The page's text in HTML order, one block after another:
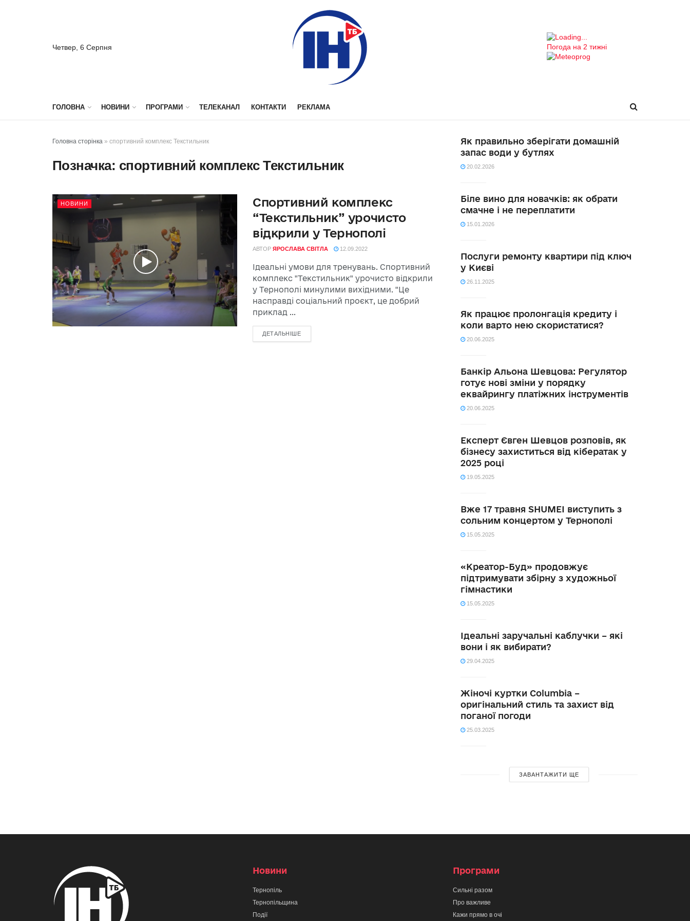
Четвер, 6 Серпня Погода на 2 тижні
ГОЛОВНА НОВИНИ ПРОГРАМИ ТЕЛЕКАНАЛ КОНТАКТИ РЕКЛАМА
Головна сторінка » спортивний комплекс Текстильник
Позначка: спортивний комплекс Текстильник
НОВИНИ
Спортивний комплекс
“Текстильник” урочисто
відкрили у Тернополі
АВТОР ЯРОСЛАВА СВІТЛА 12.09.2022
Ідеальні умови для тренувань. Спортивний
комплекс "Текстильник" урочисто відкрили
у Тернополі минулими вихідними. "Це
насправді соціальний проєкт, це добрий
приклад ...
ДЕТАЛЬНІШЕ
Як правильно зберігати домашній
запас води у бутлях
20.02.2026
Біле вино для новачків: як обрати
смачне і не переплатити
15.01.2026
Послуги ремонту квартири під ключ
у Києві
26.11.2025
Як працює пролонгація кредиту і
коли варто нею скористатися?
20.06.2025
Банкір Альона Шевцова: Регулятор
готує нові зміни у порядку
еквайрингу платіжних інструментів
20.06.2025
Експерт Євген Шевцов розповів, як
бізнесу захиститься від кібератак у
2025 році
19.05.2025
Вже 17 травня SHUMEI виступить з
сольним концертом у Тернополі
15.05.2025
«Креатор-Буд» продовжує
підтримувати збірну з художньої
гімнастики
15.05.2025
Ідеальні заручальні каблучки – які
вони і як вибирати?
29.04.2025
Жіночі куртки Columbia –
оригінальний стиль та захист від
поганої погоди
25.03.2025
ЗАВАНТАЖИТИ ЩЕ
Новини
Тернопіль
Тернопільщина
Події
Програми
Сильні разом
Про важливе
Кажи прямо в очі